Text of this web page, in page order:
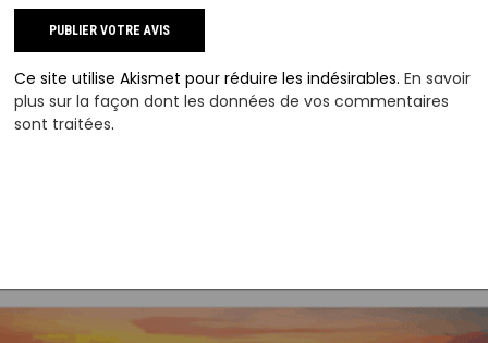
Ce site utilise Akismet pour réduire les indésirables.En savoir
plus sur la façon dont les données de vos commentaires
sont traitées.